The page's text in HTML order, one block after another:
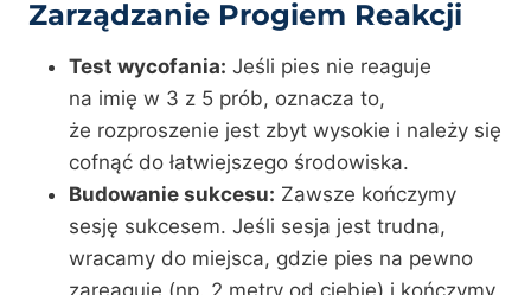
Zarządzanie Progiem Reakcji
Test wycofania: Jeśli pies nie reaguje
na imię w 3 z 5 prób, oznacza to,
że rozproszenie jest zbyt wysokie i należy się
cofnąć do łatwiejszego środowiska.
Budowanie sukcesu: Zawsze kończymy
sesję sukcesem. Jeśli sesja jest trudna,
wracamy do miejsca, gdzie pies na pewno